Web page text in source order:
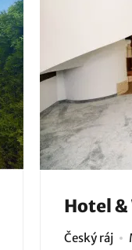
Hotel
Český ráj